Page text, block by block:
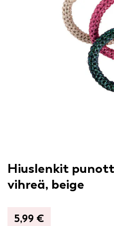
Hiuslenkit
vihreä, beige
5,99 €